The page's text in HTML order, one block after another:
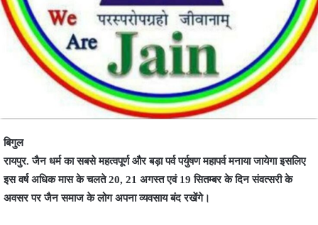
बिगुल
रायपुर. जैन धर्म का सबसे महत्वपूर्ण और बड़ा पर्व पर्युषण महापर्व मनाया जायेगा इसलिए
इस वर्ष अधिक मास के चलते 20, 21 अगस्त एवं 19 सितम्बर के दिन संवत्सरी के
अवसर पर जैन समाज के लोग अपना व्यवसाय बंद रखेंगे।